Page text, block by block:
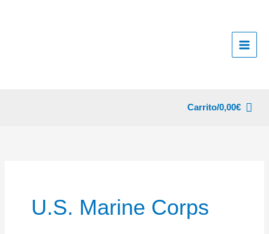
Carrito/0,00€
U.S. Marine Corps